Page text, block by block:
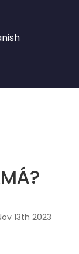
13th 2023